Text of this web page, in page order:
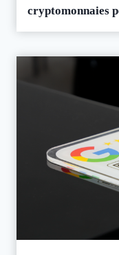
cryptomonnaies